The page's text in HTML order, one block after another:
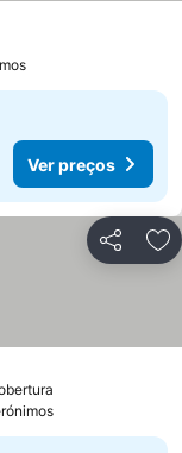
Ver preços
Partilhar